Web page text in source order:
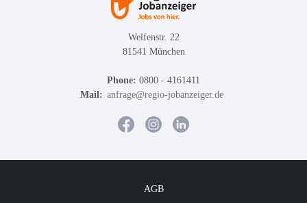
Welfenstr. 22
81541 München
Phone: 0800 - 4161411
Mail: anfrage@regio-jobanzeiger.de
AGB